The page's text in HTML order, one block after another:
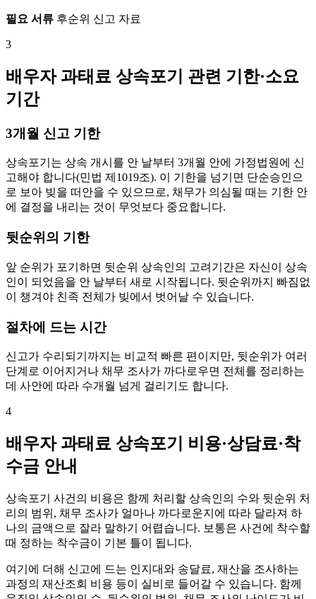
필요 서류 후순위 신고 자료
3
배우자 과태료 상속포기 관련 기한·소요
기간
3개월 신고 기한
상속포기는 상속 개시를 안 날부터 3개월 안에 가정법원에 신
고해야 합니다(민법 제1019조). 이 기한을 넘기면 단순승인으
로 보아 빚을 떠안을 수 있으므로, 채무가 의심될 때는 기한 안
에 결정을 내리는 것이 무엇보다 중요합니다.
뒷순위의 기한
앞 순위가 포기하면 뒷순위 상속인의 고려기간은 자신이 상속
인이 되었음을 안 날부터 새로 시작됩니다. 뒷순위까지 빠짐없
이 챙겨야 친족 전체가 빚에서 벗어날 수 있습니다.
절차에 드는 시간
신고가 수리되기까지는 비교적 빠른 편이지만, 뒷순위가 여러
단계로 이어지거나 채무 조사가 까다로우면 전체를 정리하는
데 사안에 따라 수개월 넘게 걸리기도 합니다.
4
배우자 과태료 상속포기 비용·상담료·착
수금 안내
상속포기 사건의 비용은 함께 처리할 상속인의 수와 뒷순위 처
리의 범위, 채무 조사가 얼마나 까다로운지에 따라 달라져 하
나의 금액으로 잘라 말하기 어렵습니다. 보통은 사건에 착수할
때 정하는 착수금이 기본 틀이 됩니다.
여기에 더해 신고에 드는 인지대와 송달료, 재산을 조사하는
과정의 재산조회 비용 등이 실비로 들어갈 수 있습니다. 함께